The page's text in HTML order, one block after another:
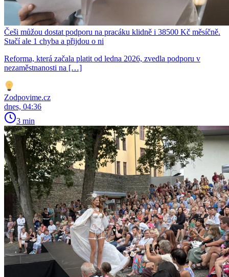
Češi můžou dostat podporu na pracáku klidně i 38500 Kč měsíčně.
Stačí ale 1 chyba a přijdou o ni
Reforma, která začala platit od ledna 2026, zvedla podporu v
nezaměstnanosti na […]
Zodpovime.cz
dnes, 04:36
3 min